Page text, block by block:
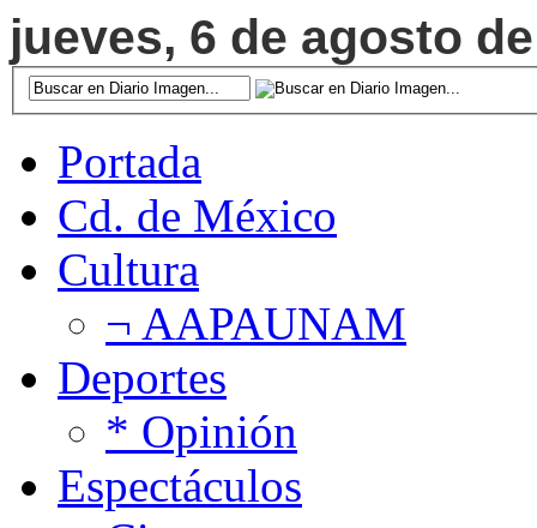
jueves, 6 de agosto
Portada
Cd. de México
Cultura
¬ AAPAUNAM
Deportes
* Opinión
Espectáculos